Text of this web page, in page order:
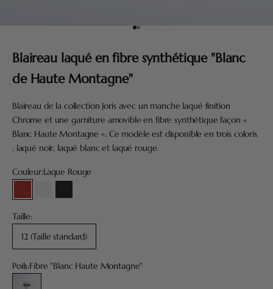
Aller à l'élément 1
Aller à l'élément 4
Blaireau laqué en fibre synthétique "Blanc
de Haute Montagne"
Blaireau de la collection Joris avec un manche laqué finition
Chrome et une garniture amovible en fibre synthétique façon «
Blanc Haute Montagne ». Ce modèle est disponible en trois coloris
: laqué noir, laqué blanc et laqué rouge.
Couleur:Laque Rouge
Laque RougeLaque Blanche
Laque Noire
Taille:
12 (Taille standard)
Poils:Fibre "Blanc Haute Montagne"